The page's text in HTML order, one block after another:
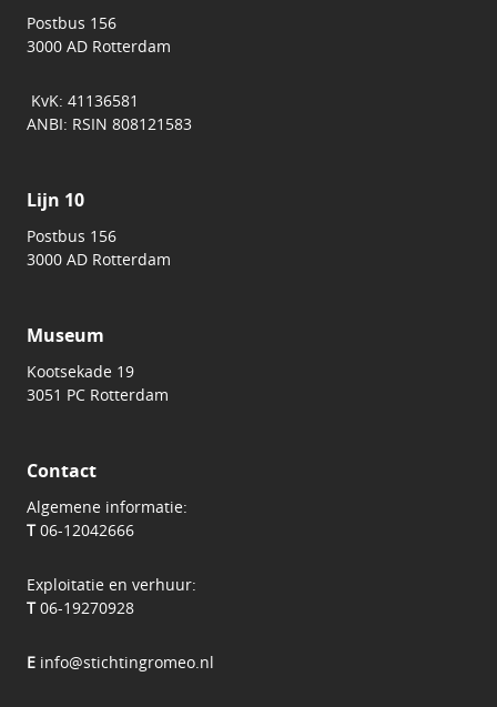
Postbus 156
3000 AD Rotterdam
KvK: 41136581
ANBI: RSIN 808121583
Lijn 10
Postbus 156
3000 AD Rotterdam
Museum
Kootsekade 19
3051 PC Rotterdam
Contact
Algemene informatie:
T06-12042666
Exploitatie en verhuur:
T06-19270928
E info@stichtingromeo.nl